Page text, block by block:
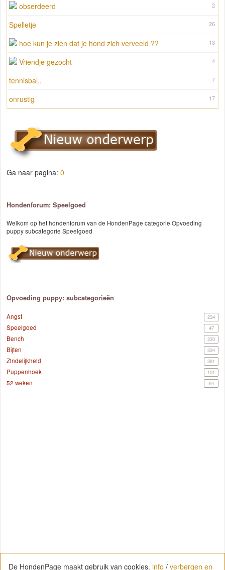
2
obserdeerd
26
Spelletje
13
hoe kun je zien dat je hond zich verveeld ??
4
Vriendje gezocht
7
tennisbal..
17
onrustig
Ga naar pagina: 0
Hondenforum: Speelgoed
Welkom op het hondenforum van de HondenPage categorie Opvoeding
puppy subcategorie Speelgoed
Opvoeding puppy: subcategorieën
234
Angst
47
Speelgoed
230
Bench
334
Bijten
381
Zindelijkheid
101
Puppenhoek
64
52 weken
De HondenPage maakt gebruik van cookies. info / verbergen en